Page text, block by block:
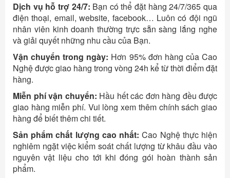
Dịch vụ hỗ trợ 24/7: Bạn có thể đặt hàng 24/7/365 qua
điện thoại, email, website, facebook… Luôn có đội ngũ
nhân viên kinh doanh thường trực sẵn sàng lắng nghe
và giải quyết những nhu cầu của Bạn.
Vận chuyển trong ngày: Hơn 95% đơn hàng của Cao
Nghệ được giao hàng trong vòng 24h kể từ thời điểm đặt
hàng.
Miễn phí vận chuyển: Hầu hết các đơn hàng đều được
giao hàng miễn phí. Vui lòng xem thêm chính sách giao
hàng để biết thêm chi tiết.
Sản phẩm chất lượng cao nhất:Cao Nghệ thực hiện
nghiêm ngặt việc kiểm soát chất lượng từ khâu đầu vào
nguyên vật liệu cho tới khi đóng gói hoàn thành sản
phẩm.